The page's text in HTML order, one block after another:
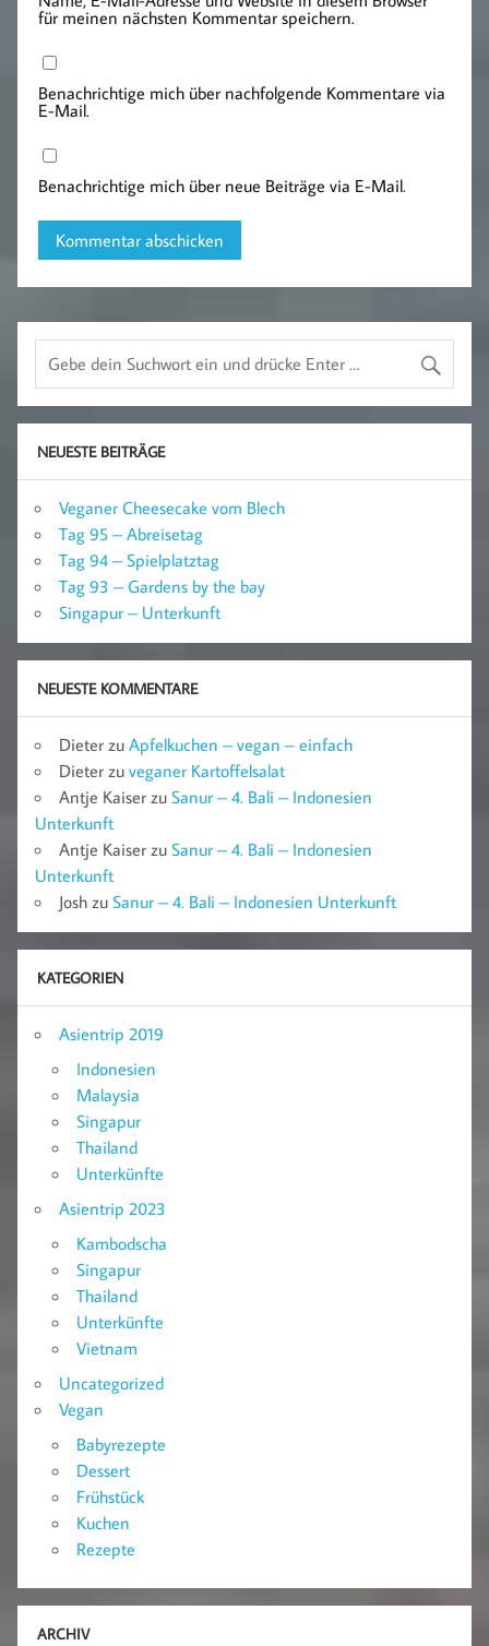
für meinen nächsten Kommentar speichern.
Benachrichtige mich über nachfolgende Kommentare via
E-Mail.
Benachrichtige mich über neue Beiträge via E-Mail.
NEUESTE BEITRÄGE
Veganer Cheesecake vom Blech
Tag 95 – Abreisetag
Tag 94 – Spielplatztag
Tag 93 – Gardens by the bay
Singapur – Unterkunft
NEUESTE KOMMENTARE
Dieter zu Apfelkuchen – vegan – einfach
Dieter zu veganer Kartoffelsalat
Antje Kaiser zu Sanur – 4. Bali – Indonesien
Unterkunft
Antje Kaiser zu Sanur – 4. Bali – Indonesien
Unterkunft
Josh zu Sanur – 4. Bali – Indonesien Unterkunft
KATEGORIEN
Asientrip 2019
Indonesien
Malaysia
Singapur
Thailand
Unterkünfte
Asientrip 2023
Kambodscha
Singapur
Thailand
Unterkünfte
Vietnam
Uncategorized
Vegan
Babyrezepte
Dessert
Frühstück
Kuchen
Rezepte
ARCHIV